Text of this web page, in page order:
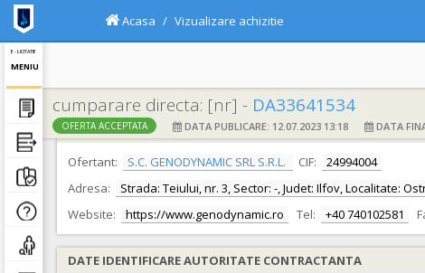
E - LICITATIE
MENIU
Acasa Vizualizare achizitie
cumparare directa: [nr] - DA33641534
OFERTA ACCEPTATA DATA PUBLICARE: 12.07.2023 13:18 DATA
DATE IDENTIFICARE OFERTANT
Ofertant:
S.C. GENODYNAMIC SRL S.R.L. CIF:
24994004
Adresa:
Strada: Teiului, nr. 3, Sector: -, Judet: Ilfov, Localitate:
Website:
https://www.genodynamic.ro Tel: +40 740102581
DATE IDENTIFICARE AUTORITATE CONTRACTANTA